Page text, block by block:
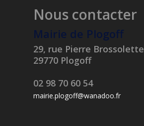
Nous contacter
Mairie de Plogoff
29, rue Pierre Brossolette
29770 Plogoff
02 98 70 60 54
mairie.plogoff@wanadoo.fr